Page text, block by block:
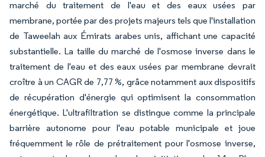
marché du traitement de l'eau et des eaux usées par
membrane, portée par des projets majeurs tels que l'installation
de Taweelah aux Émirats arabes unis, affichant une capacité
substantielle. La taille du marché de l'osmose inverse dans le
traitement de l'eau et des eaux usées par membrane devrait
croître à un CAGR de 7,77 %, grâce notamment aux dispositifs
de récupération d'énergie qui optimisent la consommation
énergétique. L'ultrafiltration se distingue comme la principale
barrière autonome pour l'eau potable municipale et joue
fréquemment le rôle de prétraitement pour l'osmose inverse,